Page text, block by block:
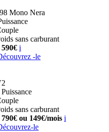
Mono Nera
sans carburant
i
-le
Puissance
sans carburant
ou 149€/mois i
le